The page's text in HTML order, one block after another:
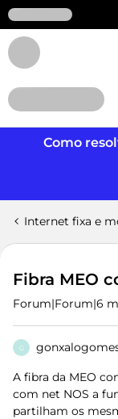
Como
Internet fixa e
Fibra MEO
Forum|Forum|6
G
A fibra da MEO
com net NOS a
partilham os